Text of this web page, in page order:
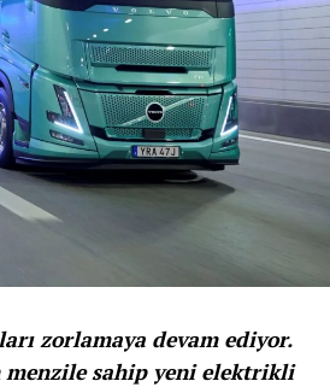
zorlamaya devam ediyor.
menzile sahip yeni elektrikli